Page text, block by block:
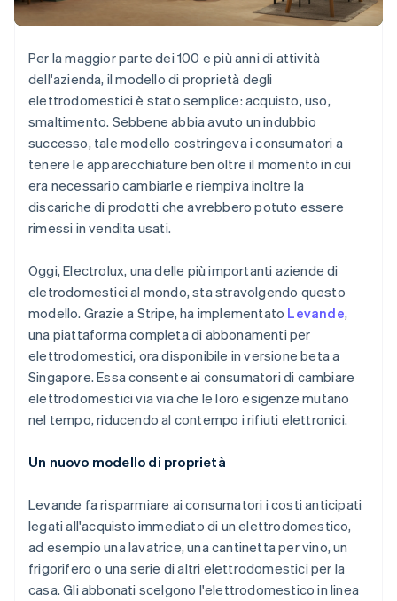
Scopri cosa ti aspetta
Prevenzione delle frodi
Atlas
Costituzione di start-up
Climate
Rimozione del carbonio
Identity
Verifica online dell'identità
Stripe Sessions 2026
Scopri come Stripe sta costruendo l'infrastruttura
Guarda ora
Partner
Stripe App Marketplace
Per la maggior parte dei 100 e più anni di attività
dell'azienda, il modello di proprietà degli
elettrodomestici è stato semplice: acquisto, uso,
smaltimento. Sebbene abbia avuto un indubbio
successo, tale modello costringeva i consumatori a
tenere le apparecchiature ben oltre il momento in cui
era necessario cambiarle e riempiva inoltre la
discariche di prodotti che avrebbero potuto essere
rimessi in vendita usati.
Oggi, Electrolux, una delle più importanti aziende di
eletrodomestici al mondo, sta stravolgendo questo
modello. Grazie a Stripe, ha implementato Levande,
una piattaforma completa di abbonamenti per
elettrodomestici, ora disponibile in versione beta a
Singapore. Essa consente ai consumatori di cambiare
elettrodomestici via via che le loro esigenze mutano
nel tempo, riducendo al contempo i rifiuti elettronici.
Un nuovo modello di proprietà
Levande fa risparmiare ai consumatori i costi anticipati
legati all'acquisto immediato di un elettrodomestico,
ad esempio una lavatrice, una cantinetta per vino, un
frigorifero o una serie di altri elettrodomestici per la
casa. Gli abbonati scelgono l'elettrodomestico in linea